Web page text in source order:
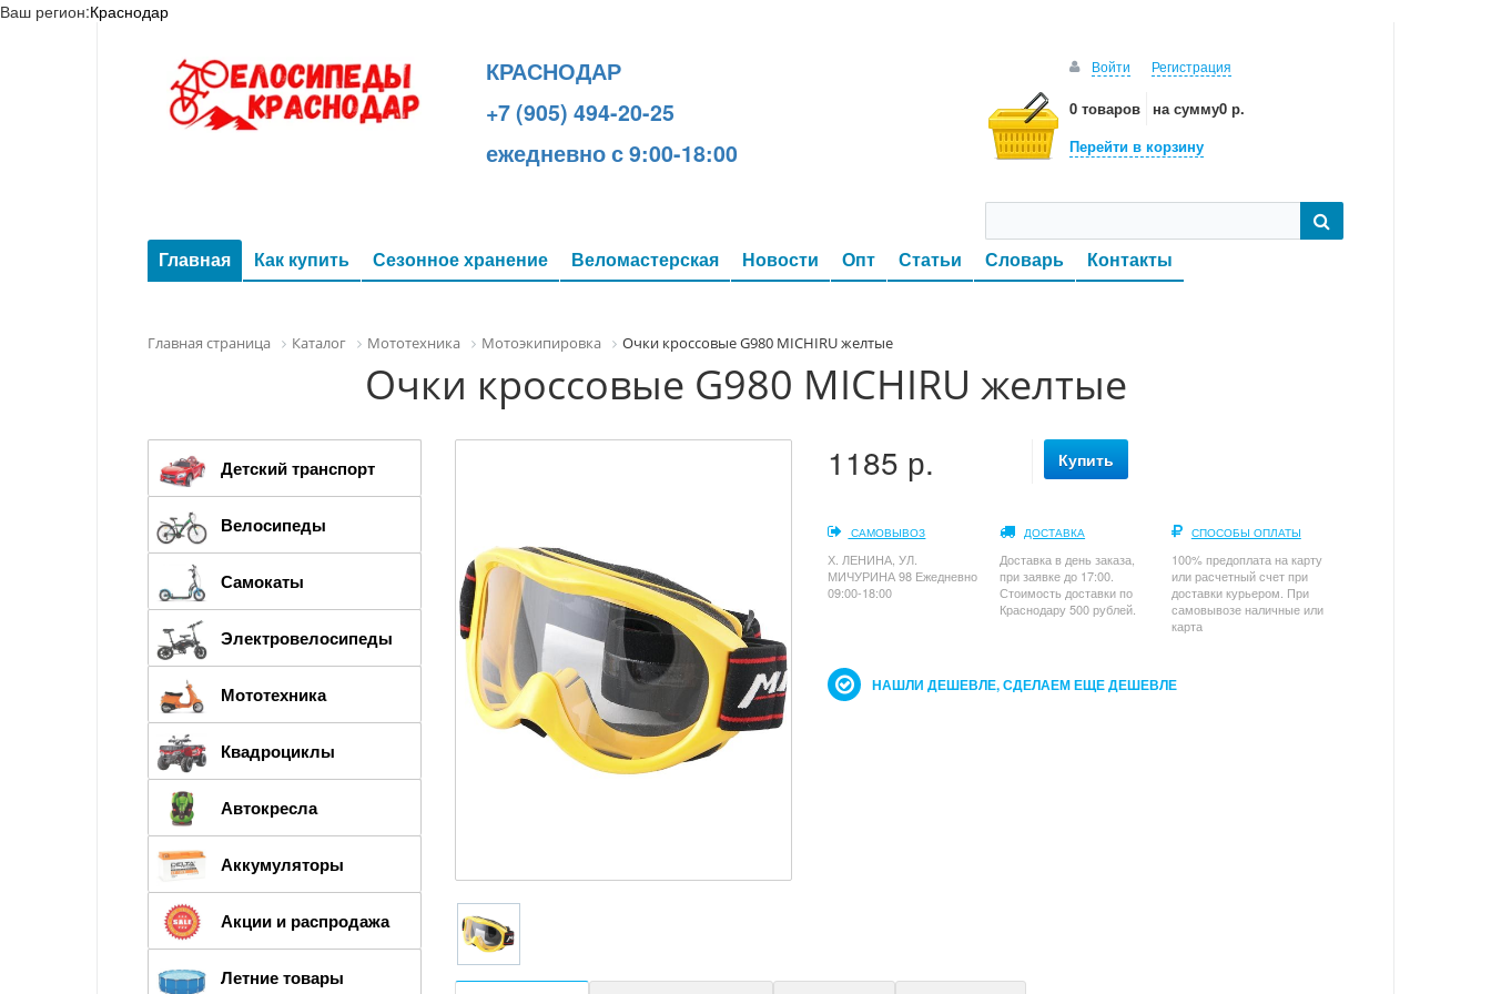
Ваш регион:Краснодар
КРАСНОДАР
+7 (905) 494-20-25
ежедневно с 9:00-18:00
Войти Регистрация
0 товаров на сумму0 р.
Перейти в корзину
Главная Как купить Сезонное хранение Веломастерская Новости Опт Статьи Словарь Контакты
Главная страница Каталог Мототехника Мотоэкипировка Очки кроссовые G980 MICHIRU желтые
Очки кроссовые G980 MICHIRU желтые
1185 р. Купить
САМОВЫВОЗ
Х. ЛЕНИНА, УЛ.
МИЧУРИНА 98 Ежедневно
09:00-18:00
ДОСТАВКА
Доставка в день заказа,
при заявке до 17:00.
Стоимость доставки по
Краснодару 500 рублей.
СПОСОБЫ ОПЛАТЫ
100% предоплата на карту
или расчетный счет при
доставки курьером. При
самовывозе наличные или
карта
НАШЛИ ДЕШЕВЛЕ, СДЕЛАЕМ ЕЩЕ ДЕШЕВЛЕ
Детский транспорт
Велосипеды
Самокаты
Электровелосипеды
Мототехника
Квадроциклы
Автокресла
Аккумуляторы
Акции и распродажа
Летние товары